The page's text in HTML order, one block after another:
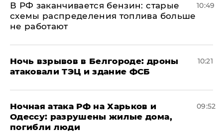
​В РФ заканчивается бензин: старые
схемы распределения топлива больше
не работают
10:49
​Ночь взрывов в Белгороде: дроны
атаковали ТЭЦ и здание ФСБ
10:21
​Ночная атака РФ на Харьков и
Одессу: разрушены жилые дома,
погибли люди
09:52